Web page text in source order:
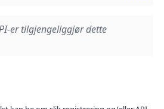
er tilgjengeliggjør dette